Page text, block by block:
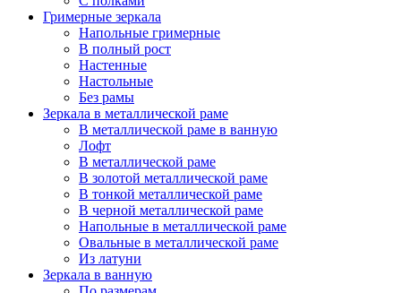
Гримерные зеркала
Напольные гримерные
В полный рост
Настенные
Настольные
Без рамы
Зеркала в металлической раме
В металлической раме в ванную
Лофт
В металлической раме
В золотой металлической раме
В тонкой металлической раме
В черной металлической раме
Напольные в металлической раме
Овальные в металлической раме
Из латуни
Зеркала в ванную